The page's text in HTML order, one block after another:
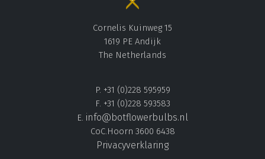
Cornelis Kuinweg 15
1619 PE Andijk
The Netherlands
P. +31 (0)228 595959
F. +31 (0)228 593583
E. info@botflowerbulbs.nl
CoC.Hoorn 3600 6438
Privacyverklaring